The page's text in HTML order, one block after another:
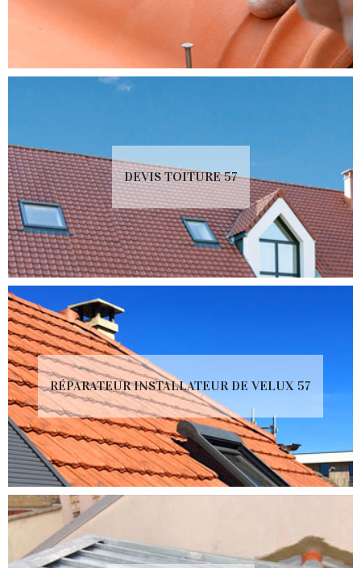
DEVIS TOITURE 57
RÉPARATEUR INSTALLATEUR DE VELUX 57